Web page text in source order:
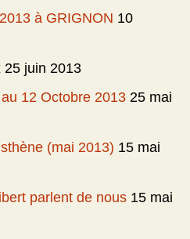
à GRIGNON 10
25 juin 2013
12 Octobre 2013 25 mai
(mai 2013) 15 mai
parlent de nous 15 mai